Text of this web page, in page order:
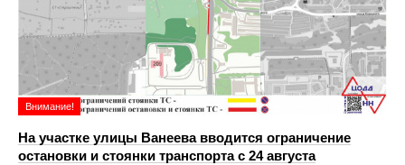
Внимание!
На участке улицы Ванеева вводится ограничение
остановки и стоянки транспорта с 24 августа